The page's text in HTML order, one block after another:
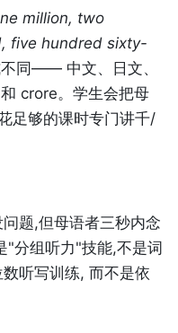
million, two
five hundred sixty-
同—— 中文、日文、
crore。学生会把母
足够的课时专门讲千/
题,但母语者三秒内念
"分组听力"技能,不是词
听写训练, 而不是依